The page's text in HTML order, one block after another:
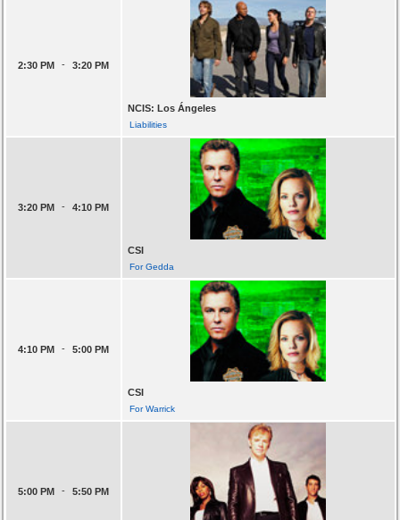
2:30 PM - 3:20 PM
NCIS: Los Ángeles
Liabilities
3:20 PM - 4:10 PM
CSI
For Gedda
4:10 PM - 5:00 PM
CSI
For Warrick
5:00 PM - 5:50 PM